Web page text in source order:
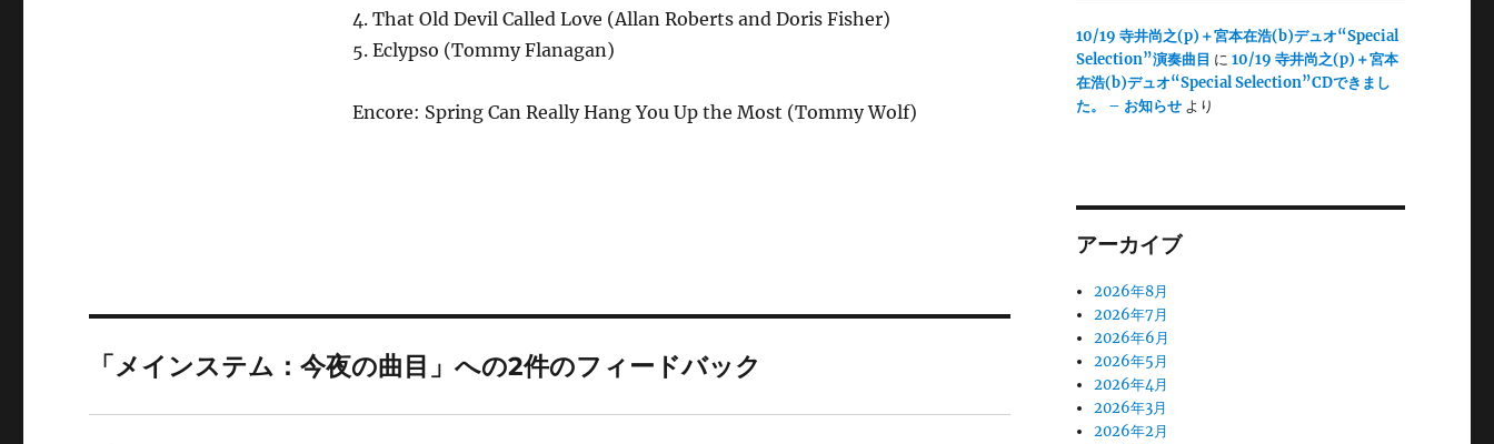
4. That Old Devil Called Love (Allan Roberts and Doris Fisher)
5. Eclypso (Tommy Flanagan)
Encore: Spring Can Really Hang You Up the Most (Tommy Wolf)
「メインステム：今夜の曲目」への2件のフィードバック
10/19 寺井尚之(p)＋宮本在浩(b)デュオ“Special
Selection”演奏曲目 に 10/19 寺井尚之(p)＋宮本
在浩(b)デュオ“Special Selection”CDできまし
た。 – お知らせより
アーカイブ
2026年8月
2026年7月
2026年6月
2026年5月
2026年4月
2026年3月
2026年2月